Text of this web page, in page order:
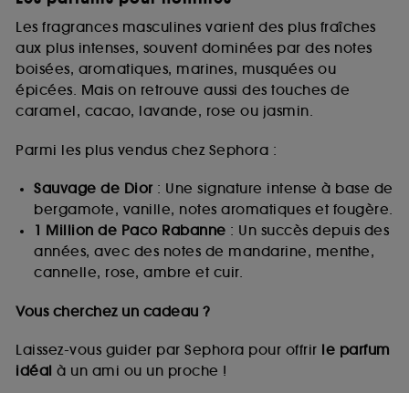
Les fragrances masculines varient des plus fraîches
aux plus intenses, souvent dominées par des notes
boisées, aromatiques, marines, musquées ou
épicées. Mais on retrouve aussi des touches de
caramel, cacao, lavande, rose ou jasmin.
Parmi les plus vendus chez Sephora :
Sauvage de Dior: Une signature intense à base de
bergamote, vanille, notes aromatiques et fougère.
1 Million de Paco Rabanne : Un succès depuis des
années, avec des notes de mandarine, menthe,
cannelle, rose, ambre et cuir.
Vous cherchez un cadeau ?
Laissez-vous guider par Sephora pour offrir le parfum
idéal à un ami ou un proche !